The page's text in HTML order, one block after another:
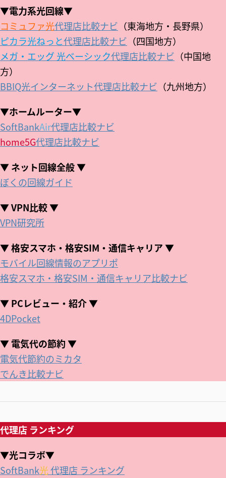
▼電力系光回線▼
コミュファ光代理店比較ナビ （東海地方・長野県）
ピカラ光ねっと代理店比較ナビ （四国地方）
メガ・エッグ 光ベーシック代理店比較ナビ （中国地
方）
BBIQ光インターネット代理店比較ナビ （九州地方）
▼ホームルーター▼
SoftBankAir代理店比較ナビ
home5G代理店比較ナビ
▼ ネット回線全般 ▼
ぼくの回線ガイド
▼ VPN比較 ▼
VPN研究所
▼ 格安スマホ・格安SIM・通信キャリア ▼
モバイル回線情報のアプリポ
格安スマホ・格安SIM・通信キャリア比較ナビ
▼ PCレビュー・紹介 ▼
4DPocket
▼ 電気代の節約 ▼
電気代節約のミカタ
でんき比較ナビ
代理店 ランキング
▼光コラボ▼
SoftBank光代理店 ランキング